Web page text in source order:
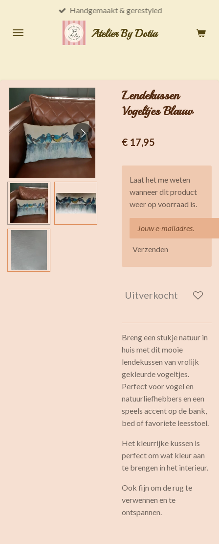
naar
Atelier By Dotia
Handgemaakt & gerestyled
Lendekussen
Vogeltjes Blauw
€ 17,95
Laat het me weten
wanneer dit product
weer op voorraad is.
Verzenden
Uitverkocht
Breng een stukje natuur in
huis met dit mooie
lendekussen van vrolijk
gekleurde vogeltjes.
Perfect voor vogel en
natuurliefhebbers en een
speels accent op de bank,
bed of favoriete leesstoel.
Het kleurrijke kussen is
perfect om wat kleur aan
te brengen in het interieur.
Ook fijn om de rug te
verwennen en te
ontspannen.